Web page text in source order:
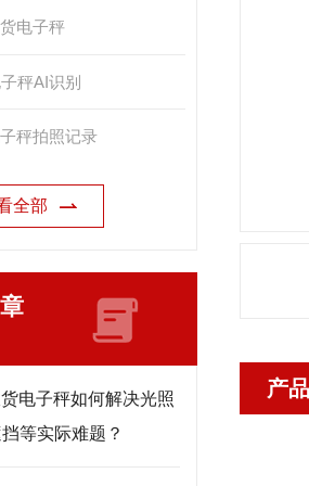
电子秤
秤AI识别
秤拍照记录
全部
电子秤如何解决光照
等实际难题？
产